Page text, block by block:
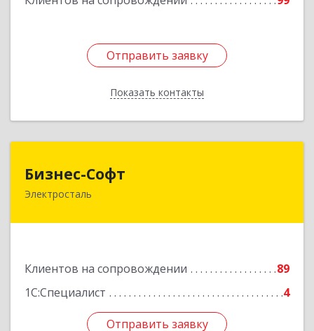
Отправить заявку
Показать контакты
Отправить заявку
Назад
Бизнес-Софт
Электросталь
Клиентов на сопровождении
89
1С:Специалист
4
Отправить заявку
144000, Московская обл, Электросталь г, Карла
Отправить заявку